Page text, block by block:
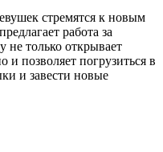
стремятся к новым
работа за
не только открывает
и позволяет погрузиться в
и завести новые